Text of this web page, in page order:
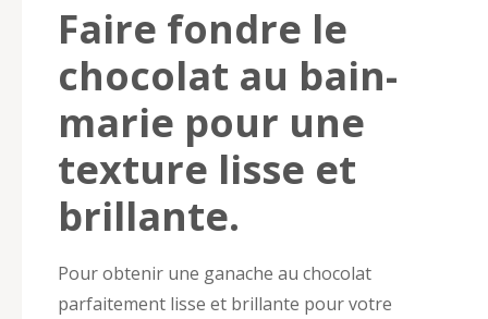
Faire fondre le
chocolat au bain-
marie pour une
texture lisse et
brillante.
Pour obtenir une ganache au chocolat
parfaitement lisse et brillante pour votre